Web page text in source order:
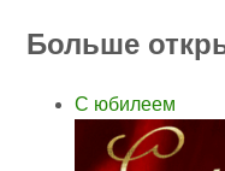
Больше
С юбилеем